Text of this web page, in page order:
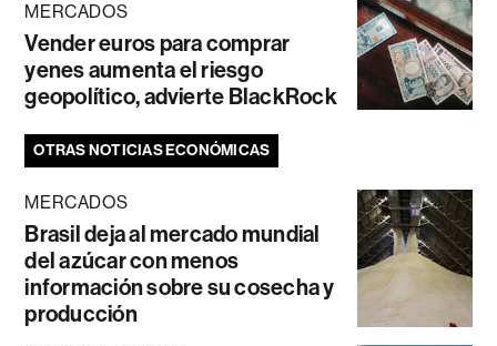
MERCADOS
Vender euros para comprar
yenes aumenta el riesgo
geopolítico, advierte BlackRock
OTRAS NOTICIAS ECONÓMICAS
MERCADOS
Brasil deja al mercado mundial
del azúcar con menos
información sobre su cosecha y
producción